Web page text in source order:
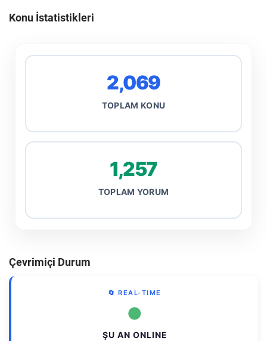
Konu İstatistikleri
2,069
TOPLAM KONU
1,257
TOPLAM YORUM
Çevrimiçi Durum
🔄 REAL-TIME
●
ŞU AN ONLINE